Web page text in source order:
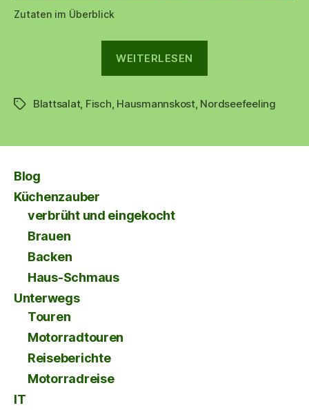
Zutaten im Überblick
WEITERLESEN
mit
Salzkartoffeln
Schlagwörter
Blattsalat, Fisch, Hausmannskost, Nordseefeeling
Blog
Küchenzauber
verbrüht und eingekocht
Brauen
Backen
Haus-Schmaus
Unterwegs
Touren
Motorradtouren
Reiseberichte
Motorradreise
IT